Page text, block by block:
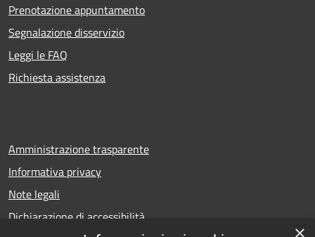
Prenotazione appuntamento
Segnalazione disservizio
Leggi le FAQ
Richiesta assistenza
Amministrazione trasparente
Informativa privacy
Note legali
Dichiarazione di accessibilità